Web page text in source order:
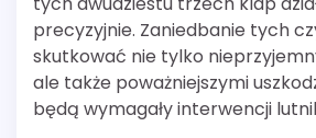
precyzyjnie. Zaniedbanie tych
skutkować nie tylko
ale także poważniejszymi
będą wymagały interwencji